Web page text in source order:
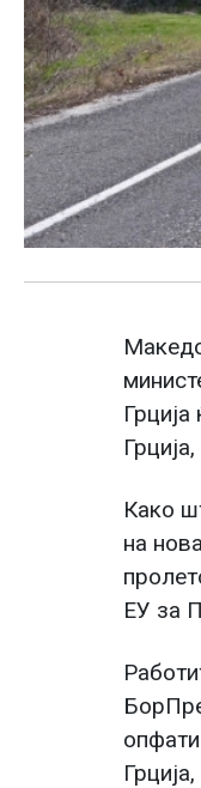
Како
на
ЕУ за